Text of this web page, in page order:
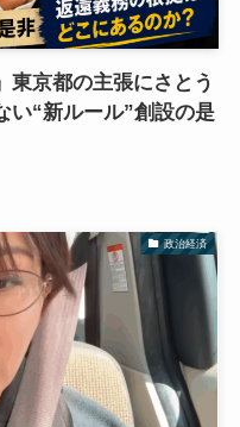
東京都の主張にさとう
“新ルール”創設の是
政治経済